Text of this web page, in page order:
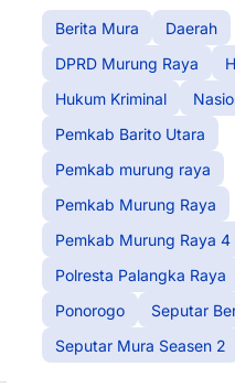
Berita Mura
Daerah
DPRD Murung Raya
Hukum Kriminal
Pemkab Barito Utara
Pemkab murung raya
Pemkab Murung Raya
Pemkab Murung Raya 4
Polresta Palangka Raya
Ponorogo
Seputar
Seputar Mura Seasen 2